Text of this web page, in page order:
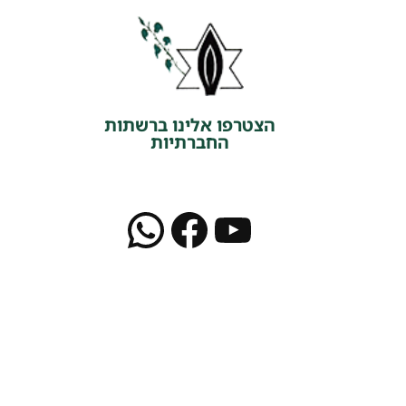
הצטרפו אלינו ברשתות
החברתיות
YouTube
Facebook
WhatsApp